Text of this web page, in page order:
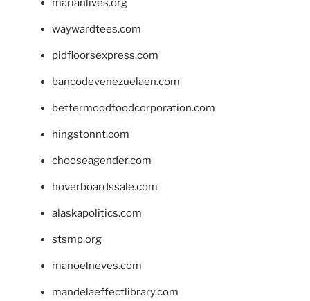
marianlives.org
waywardtees.com
pidfloorsexpress.com
bancodevenezuelaen.com
bettermoodfoodcorporation.com
hingstonnt.com
chooseagender.com
hoverboardssale.com
alaskapolitics.com
stsmp.org
manoelneves.com
mandelaeffectlibrary.com